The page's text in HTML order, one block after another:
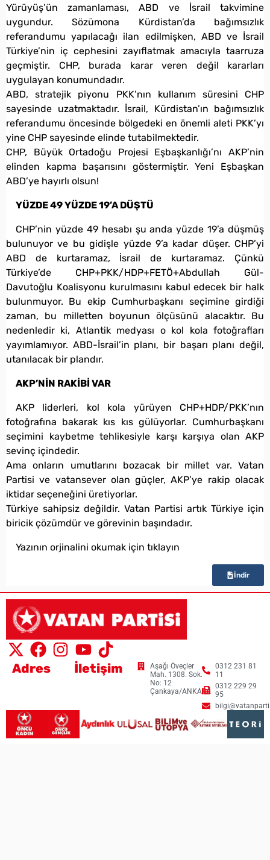
Yürüyüş’ün zamanlaması, ABD ve İsrail takvimine
uygundur. Sözümona Kürdistan’da bağımsızlık
referandumu yapılacağı ilan edilmişken, ABD ve İsrail
Türkiye’nin iç cephesini zayıflatmak amacıyla taarruza
geçmiştir. CHP, burada karar veren değil kararları
uygulayan konumundadır.
ABD, stratejik piyonu PKK’nın kullanım süresini CHP
sayesinde uzatmaktadır. İsrail, Kürdistan’ın bağımsızlık
referandumu öncesinde bölgedeki en önemli aleti PKK’yı
yine CHP sayesinde elinde tutabilmektedir.
CHP, Büyük Ortadoğu Projesi Eşbaşkanlığı’nı AKP’nin
elinden kapma başarısını göstermiştir. Yeni Eşbaşkan
ABD’ye hayırlı olsun!
YÜZDE 49 YÜZDE 19’A DÜŞTÜ
CHP’nin yüzde 49 hesabı şu anda yüzde 19’a düşmüş
bulunuyor ve bu gidişle yüzde 9’a kadar düşer. CHP’yi
ABD de kurtaramaz, İsrail de kurtaramaz. Çünkü
Türkiye’de CHP+PKK/HDP+FETÖ+Abdullah Gül-
Davutoğlu Koalisyonu kurulmasını kabul edecek bir halk
bulunmuyor. Bu ekip Cumhurbaşkanı seçimine girdiği
zaman, bu milletten boyunun ölçüsünü alacaktır. Bu
nedenledir ki, Atlantik medyası o kol kola fotoğrafları
yayımlamıyor. ABD-İsrail’in planı, bir başarı planı değil,
utanılacak bir plandır.
AKP’NİN RAKİBİ VAR
AKP liderleri, kol kola yürüyen CHP+HDP/PKK’nın
fotoğrafına bakarak kıs kıs gülüyorlar. Cumhurbaşkanı
seçimini kaybetme tehlikesiyle karşı karşıya olan AKP
sevinç içindedir.
Ama onların umutlarını bozacak bir millet var. Vatan
Partisi ve vatansever olan güçler, AKP’ye rakip olacak
iktidar seçeneğini üretiyorlar.
Türkiye sahipsiz değildir. Vatan Partisi artık Türkiye için
biricik çözümdür ve görevinin başındadır.
Yazının orjinalini okumak için tıklayın
İndir
Adres
Aşağı Öveçler
Mah. 1308. Sok.
No: 12
Çankaya/ANKARA
İletişim
0312 231 81
11
0312 229 29
95